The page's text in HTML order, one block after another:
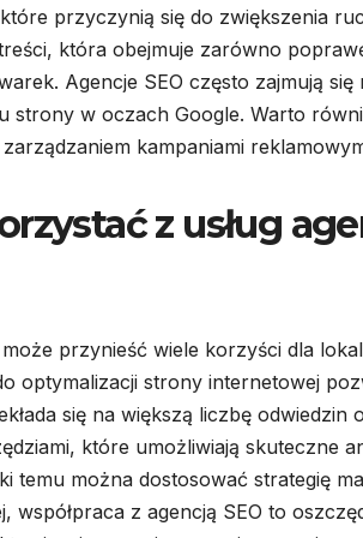
przyczynią się do zwiększenia
która obejmuje zarówno
Agencje SEO często zajmują
w oczach Google. Warto
kampaniami
z usług
przynieść wiele korzyści dla
optymalizacji strony internetowej
się na większą liczbę odwiedzin
które umożliwiają skuteczne
temu można dostosować strategię
współpraca z agencją SEO to